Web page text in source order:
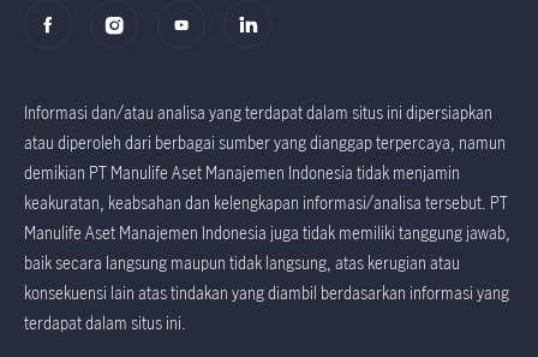
Informasi dan/atau analisa yang terdapat dalam situs ini dipersiapkan
atau diperoleh dari berbagai sumber yang dianggap terpercaya, namun
demikian PT Manulife Aset Manajemen Indonesia tidak menjamin
keakuratan, keabsahan dan kelengkapan informasi/analisa tersebut. PT
Manulife Aset Manajemen Indonesia juga tidak memiliki tanggung jawab,
baik secara langsung maupun tidak langsung, atas kerugian atau
konsekuensi lain atas tindakan yang diambil berdasarkan informasi yang
terdapat dalam situs ini.